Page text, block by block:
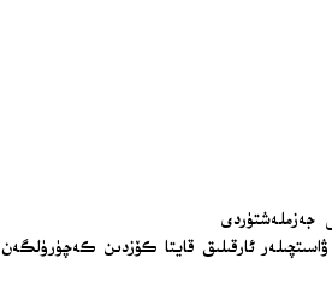
جەزملەشتۈردى
14 ماددىلىق بىر پىلاننى يەتكۈزگەنلىكىنى ئېلان قىلدى.